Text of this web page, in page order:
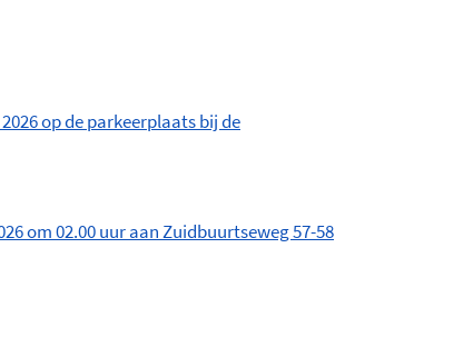
op de parkeerplaats bij de
om 02.00 uur aan Zuidbuurtseweg 57-58